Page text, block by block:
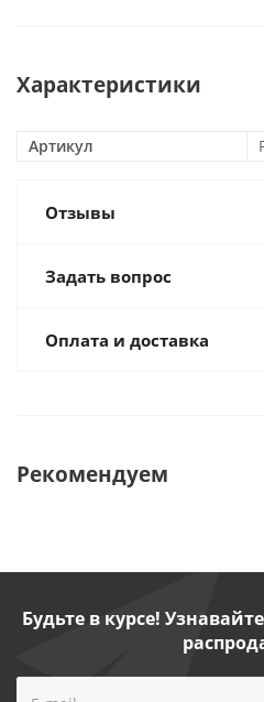
Характеристики
Артикул
Отзывы
Задать вопрос
Оплата и доставка
Рекомендуем
Будьте в курсе!